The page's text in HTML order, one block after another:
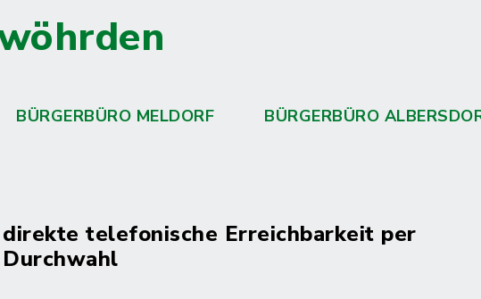
BÜRGERBÜRO MELDORF BÜRGERBÜRO
direkte telefonische Erreichbarkeit per
Durchwahl